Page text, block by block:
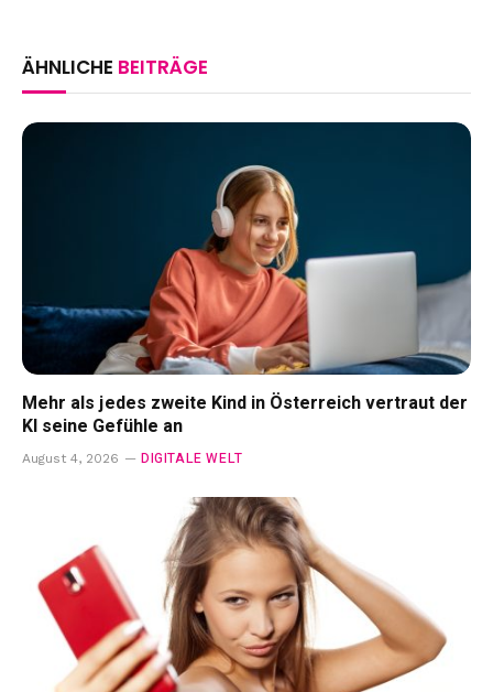
ÄHNLICHE BEITRÄGE
Mehr als jedes zweite Kind in Österreich vertraut der
KI seine Gefühle an
August 4, 2026 DIGITALE WELT